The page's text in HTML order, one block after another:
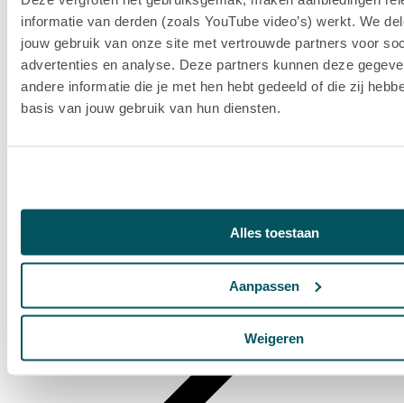
informatie van derden (zoals YouTube video’s) werkt. We
jouw gebruik van onze site met vertrouwde partners voor
advertenties en analyse. Deze partners kunnen deze
andere informatie die je met hen hebt gedeeld of die zij
basis van jouw gebruik van hun diensten.
Alles toestaan
Aanpassen
Weigeren